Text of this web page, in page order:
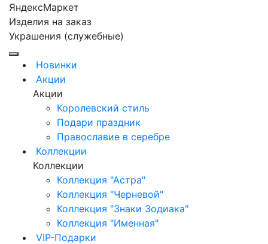
ЯндексМаркет
Изделия на заказ
Украшения (служебные)
Новинки
Акции
Акции
Королевский стиль
Подари праздник
Православие в серебре
Коллекции
Коллекции
Коллекция "Астра"
Коллекция "Черневой"
Коллекция "Знаки Зодиака"
Коллекция "Именная"
VIP-Подарки